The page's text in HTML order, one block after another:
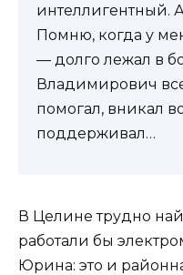
интеллигентный.
Помню, когда у
— долго лежал в
Владимирович
помогал, вникал
поддерживал…
В Целине трудно
работали бы
Юрина: это и